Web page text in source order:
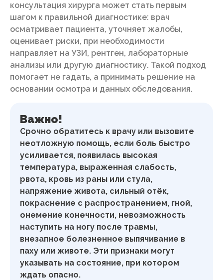
консультация хирурга может стать первым
шагом к правильной диагностике: врач
осматривает пациента, уточняет жалобы,
оценивает риски, при необходимости
направляет на УЗИ, рентген, лабораторные
анализы или другую диагностику. Такой подход
помогает не гадать, а принимать решение на
основании осмотра и данных обследования.
Важно!
Срочно обратитесь к врачу или вызовите
неотложную помощь, если боль быстро
усиливается, появилась высокая
температура, выраженная слабость,
рвота, кровь из раны или стула,
напряжение живота, сильный отёк,
покраснение с распространением, гной,
онемение конечности, невозможность
наступить на ногу после травмы,
внезапное болезненное выпячивание в
паху или животе. Эти признаки могут
указывать на состояние, при котором
ждать опасно.